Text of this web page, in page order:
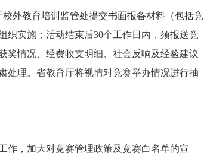
外教育培训监管处提交书面报备材料（包括竞
织实施；活动结束后30个工作日内，须报送竞
奖情况、经费收支明细、社会反响及经验建议
处理。省教育厅将视情对竞赛举办情况进行抽
作，加大对竞赛管理政策及竞赛白名单的宣